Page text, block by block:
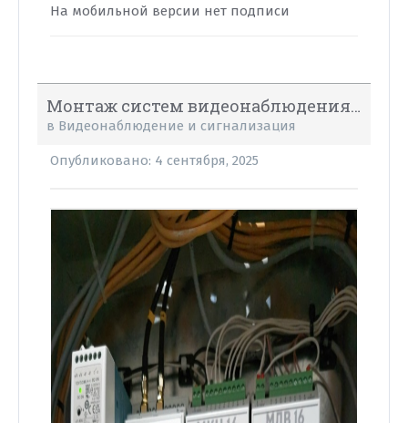
На мобильной версии нет подписи
Монтаж систем видеонаблюдения, ОПС, СКС, СКУД и мн. др.
в Видеонаблюдение и сигнализация
Опубликовано: 4 сентября, 2025